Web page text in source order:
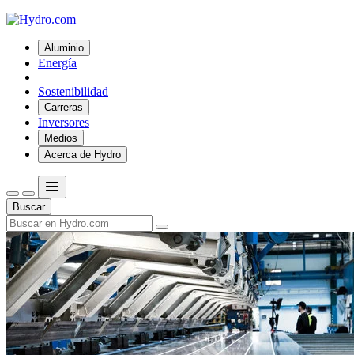
Aluminio
Energía
Sostenibilidad
Carreras
Inversores
Medios
Acerca de Hydro
Buscar